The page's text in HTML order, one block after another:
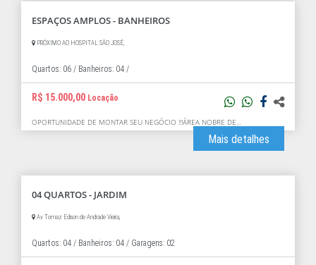
ESPAÇOS AMPLOS - BANHEIROS
PRÓXIMO AO HOSPITAL SÃO JOSÉ,
Quartos: 06 / Banheiros: 04 /
R$ 15.000,00 Locação
OPORTUNIDADE DE MONTAR SEU NEGÓCIO !!!ÁREA NOBRE DE…
Mais detalhes
04 QUARTOS - JARDIM
Av Tomaz Edison de Andrade Vieira,
Quartos: 04 / Banheiros: 04 / Garagens: 02